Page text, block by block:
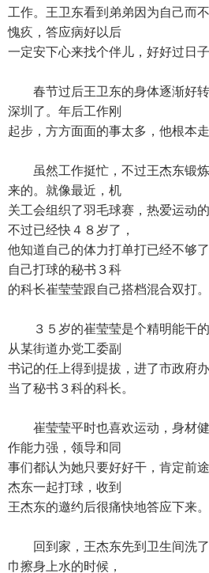
工作。王卫东看到弟弟因为自己而
愧疚，答应病好以后
一定安下心来找个伴儿，好好过日子
春节过后王卫东的身体逐渐好转
深圳了。年后工作刚
起步，方方面面的事太多，他根本走
虽然工作挺忙，不过王杰东锻炼
来的。就像最近，机
关工会组织了羽毛球赛，热爱运动
不过已经快４８岁了，
他知道自己的体力打单打已经不够
自己打球的秘书３科
的科长崔莹莹跟自己搭档混合双打。
３５岁的崔莹莹是个精明能干的
从某街道办党工委副
书记的任上得到提拔，进了市政府
当了秘书３科的科长。
崔莹莹平时也喜欢运动，身材健
作能力强，领导和同
事们都认为她只要好好干，肯定前
杰东一起打球，收到
王杰东的邀约后很痛快地答应下来。
回到家，王杰东先到卫生间洗了
巾擦身上水的时候，